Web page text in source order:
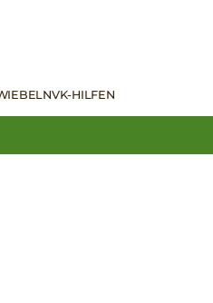
VK-HILFEN